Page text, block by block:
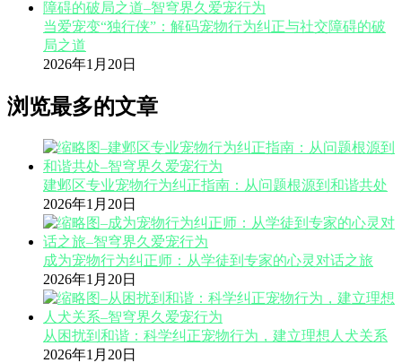
当爱宠变“独行侠”：解码宠物行为纠正与社交障碍的破
局之道
2026年1月20日
浏览最多的文章
建邺区专业宠物行为纠正指南：从问题根源到和谐共处
2026年1月20日
成为宠物行为纠正师：从学徒到专家的心灵对话之旅
2026年1月20日
从困扰到和谐：科学纠正宠物行为，建立理想人犬关系
2026年1月20日